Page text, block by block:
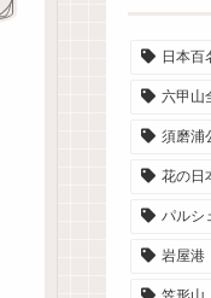
日本百
六甲山
須磨浦
花の日
パルシ
岩屋港